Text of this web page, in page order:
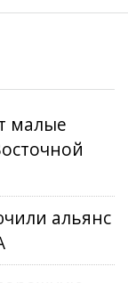
малые
альянс